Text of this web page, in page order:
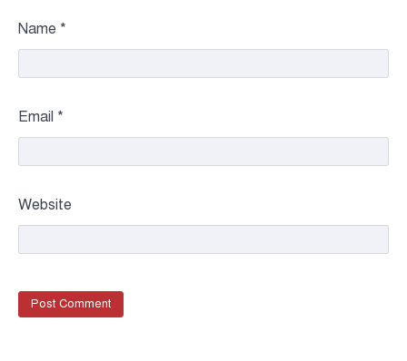
Name *
Email *
Website